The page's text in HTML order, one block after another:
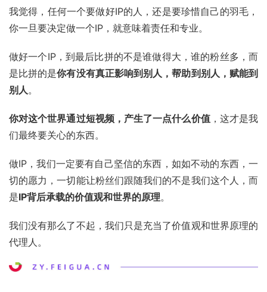
我觉得，任何一个要做好IP的人，还是要珍惜自己的羽毛，
你一旦要决定做一个IP，就意味着责任和专业。
做好一个IP，到最后比拼的不是谁做得大，谁的粉丝多，而
是比拼的是你有没有真正影响到别人，帮助到别人，赋能到
别人 。
你对这个世界通过短视频，产生了一点什么价值，这才是我
们最终要关心的东西。
做IP，我们一定要有自己坚信的东西，如如不动的东西，一
切的愿力，一切能让粉丝们跟随我们的不是我们这个人，而
是IP背后承载的价值观和世界的原理。
我们没有那么了不起，我们只是充当了价值观和世界原理的
代理人。